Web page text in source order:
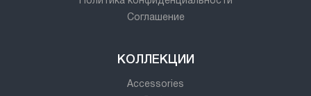
Соглашение
КОЛЛЕКЦИИ
Accessories